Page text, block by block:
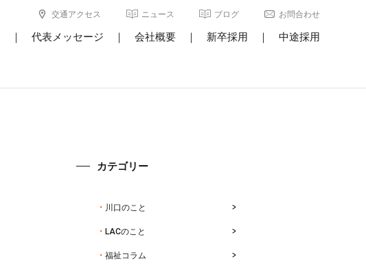
交通アクセス ニュース ブログ お問合わせ
｜ 代表メッセージ ｜ 会社概要 ｜ 新卒採用 ｜ 中途採用
カテゴリー
川口のこと
LACのこと
福祉コラム